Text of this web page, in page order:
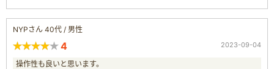
NYPさん 40代 / 男性
4 2023-09-04
操作性も良いと思います。